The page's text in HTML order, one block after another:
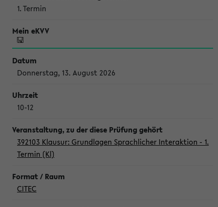
1. Termin
Donnerstag, 13. August 2026
10-12
392103 Klausur: Grundlagen Sprachlicher Interaktion - 1.
Termin (Kl)
CITEC